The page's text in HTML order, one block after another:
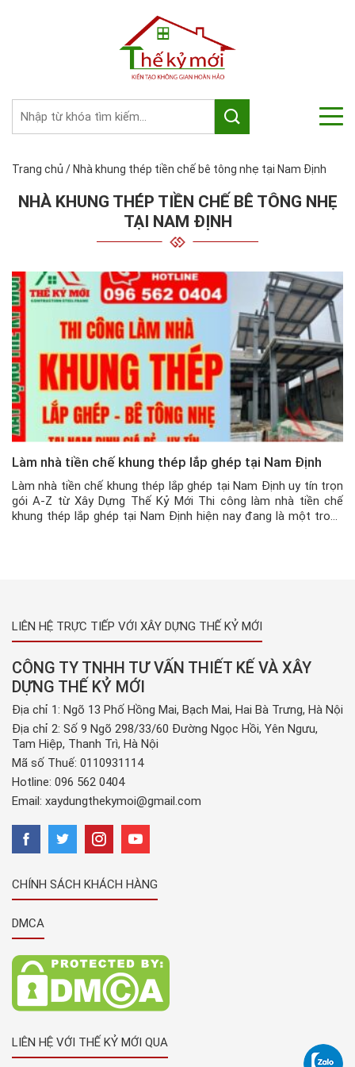
Trang chủ / Nhà khung thép tiền chế bê tông nhẹ tại Nam Định
NHÀ KHUNG THÉP TIỀN CHẾ BÊ TÔNG NHẸ
TẠI NAM ĐỊNH
Làm nhà tiền chế khung thép lắp ghép tại Nam Định
Làm nhà tiền chế khung thép lắp ghép tại Nam Định uy tín trọn
gói A-Z từ Xây Dựng Thế Kỷ Mới Thi công làm nhà tiền chế
khung thép lắp ghép tại Nam Định hiện nay đang là một trong
LIÊN HỆ TRỰC TIẾP VỚI XÂY DỰNG THẾ KỶ MỚI
CÔNG TY TNHH TƯ VẤN THIẾT KẾ VÀ XÂY
DỰNG THẾ KỶ MỚI
Địa chỉ 1: Ngõ 13 Phố Hồng Mai, Bạch Mai, Hai Bà Trưng, Hà Nội
Địa chỉ 2: Số 9 Ngõ 298/33/60 Đường Ngọc Hồi, Yên Ngưu,
Tam Hiệp, Thanh Trì, Hà Nội
Mã số Thuế: 0110931114
Hotline: 096 562 0404
Email: xaydungthekymoi@gmail.com
CHÍNH SÁCH KHÁCH HÀNG
DMCA
LIÊN HỆ VỚI THẾ KỶ MỚI QUA